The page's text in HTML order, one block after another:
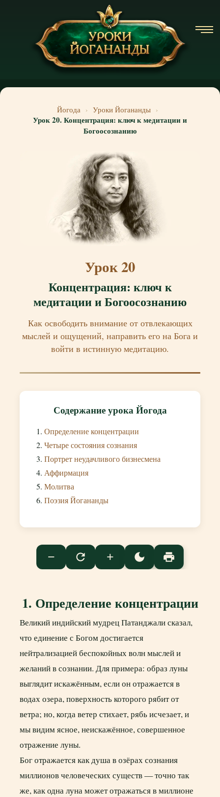
Йогода › Уроки Йогананды ›
Урок 20. Концентрация: ключ к медитации и
Богоосознанию
Урок 20
Концентрация: ключ к
медитации и Богоосознанию
Как освободить внимание от отвлекающих
мыслей и ощущений, направить его на Бога и
войти в истинную медитацию.
Содержание урока Йогода
Определение концентрации
Четыре состояния сознания
Портрет неудачливого бизнесмена
Аффирмация
Молитва
Поэзия Йогананды
− refresh + dark_mode print
1. Определение концентрации
Великий индийский мудрец Патанджали сказал,
что единение с Богом достигается
нейтрализацией беспокойных волн мыслей и
желаний в сознании. Для примера: образ луны
выглядит искажённым, если он отражается в
водах озера, поверхность которого рябит от
ветра; но, когда ветер стихает, рябь исчезает, и
мы видим ясное, неискажённое, совершенное
отражение луны.
Бог отражается как душа в озёрах сознания
миллионов человеческих существ — точно так
же, как одна луна может отражаться в миллионе